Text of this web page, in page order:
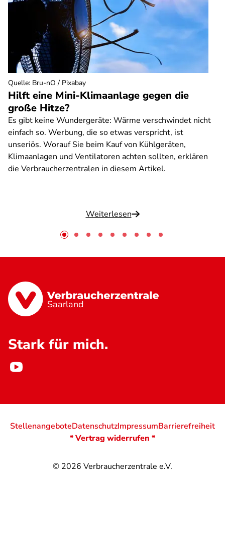
Hilft eine Mini-Klimaanlage gegen die
große Hitze?
Es gibt keine Wundergeräte: Wärme verschwindet nicht
einfach so. Werbung, die so etwas verspricht, ist
unseriös. Worauf Sie beim Kauf von Kühlgeräten,
Klimaanlagen und Ventilatoren achten sollten, erklären
die Verbraucherzentralen in diesem Artikel.
Weiterlesen
Quelle: Bru-nO / Pixabay
Saarland
Stark für mich.
© 2026 Verbraucherzentrale e.V.
StellenangeboteDatenschutzImpressumBarrierefreiheit
* Vertrag widerrufen *